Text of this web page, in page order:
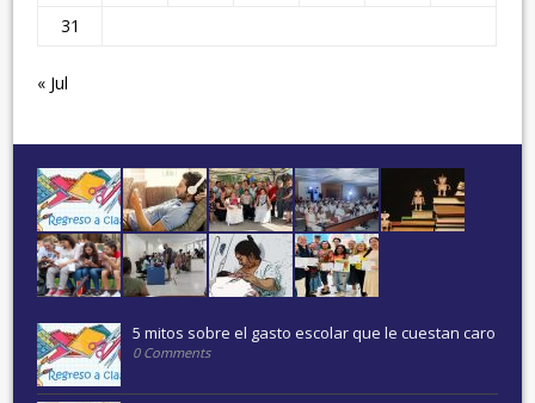
31
« Jul
5 mitos sobre el gasto escolar que le cuestan caro
0 Comments